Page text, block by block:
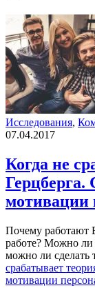
Исследования,
07.04.2017
Когда не
Герцберга.
мотивации
Почему работают
работе? Можно ли
можно ли сделать
срабатывает
мотивации